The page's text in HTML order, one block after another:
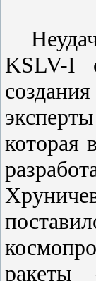
KSLV-I
которая
ракеты